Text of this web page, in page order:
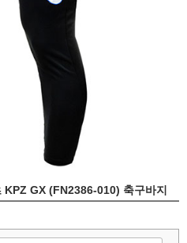
GX (FN2386-010) 축구바지